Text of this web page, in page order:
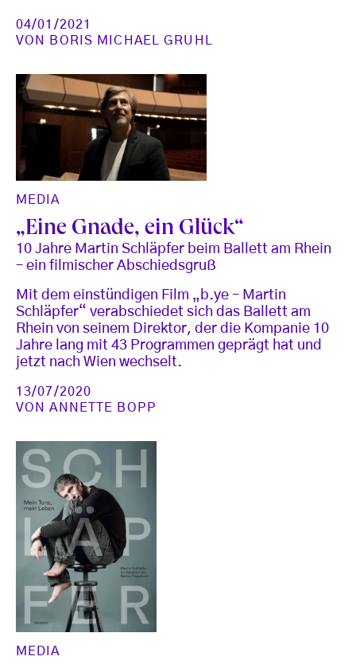
04/01/2021
VON
BORIS MICHAEL GRUHL
MEDIA
„Eine Gnade, ein Glück“
10 Jahre Martin Schläpfer beim Ballett am Rhein
– ein filmischer Abschiedsgruß
Mit dem einstündigen Film „b.ye – Martin
Schläpfer“ verabschiedet sich das Ballett am
Rhein von seinem Direktor, der die Kompanie 10
Jahre lang mit 43 Programmen geprägt hat und
jetzt nach Wien wechselt.
13/07/2020
VONANNETTE BOPP
MEDIA